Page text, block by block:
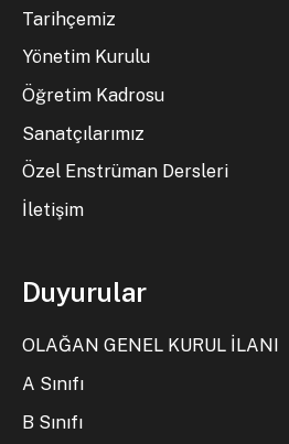
Tarihçemiz
Yönetim Kurulu
Öğretim Kadrosu
Sanatçılarımız
Özel Enstrüman Dersleri
İletişim
Duyurular
OLAĞAN GENEL KURUL İLANI
A Sınıfı
B Sınıfı